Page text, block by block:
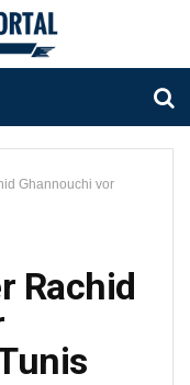
Ghannouchi vor
Rachid